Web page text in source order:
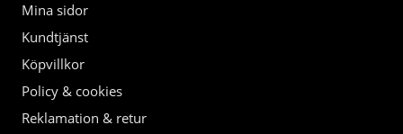
Mina sidor
Kundtjänst
Köpvillkor
Policy & cookies
Reklamation & retur